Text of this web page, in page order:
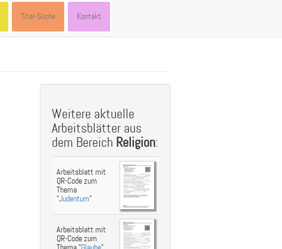
Titel-Suche Kontakt
Weitere aktuelle
Arbeitsblätter aus
dem Bereich Religion:
Arbeitsblatt mit
QR-Code zum
Thema
"Judentum"
Arbeitsblatt mit
QR-Code zum